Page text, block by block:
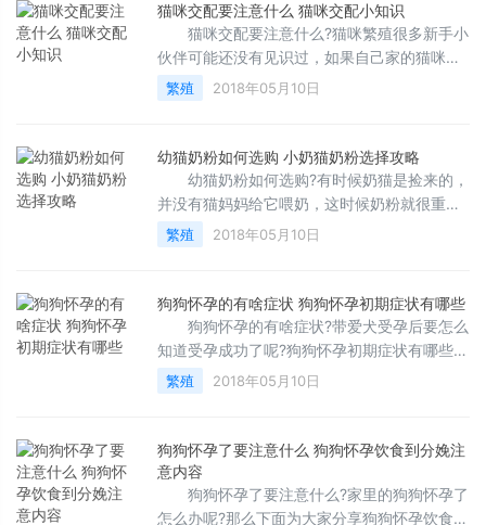
猫咪交配要注意什么 猫咪交配小知识
猫咪交配要注意什么?猫咪繁殖很多新手小
伙伴可能还没有见识过，如果自己家的猫咪第
一次交配，为了让它顺利怀孕生下宝宝，哪些
事项是重点注意的呢?
繁殖 2018年05月10日
幼猫奶粉如何选购 小奶猫奶粉选择攻略
幼猫奶粉如何选购?有时候奶猫是捡来的，
并没有猫妈妈给它喂奶，这时候奶粉就很重要
了，毕竟小奶猫还太小的话吃不了其他东
西。 猫咪幼崽由于脆
繁殖 2018年05月10日
狗狗怀孕的有啥症状 狗狗怀孕初期症状有哪些
狗狗怀孕的有啥症状?带爱犬受孕后要怎么
知道受孕成功了呢?狗狗怀孕初期症状有哪些
呢?怎么辩解呢?下面为大家一一详解。 狗
狗怀孕初期症状介绍：
繁殖 2018年05月10日
狗狗怀孕了要注意什么 狗狗怀孕饮食到分娩注
意内容
狗狗怀孕了要注意什么?家里的狗狗怀孕了
怎么办呢?那么下面为大家分享狗狗怀孕饮食到